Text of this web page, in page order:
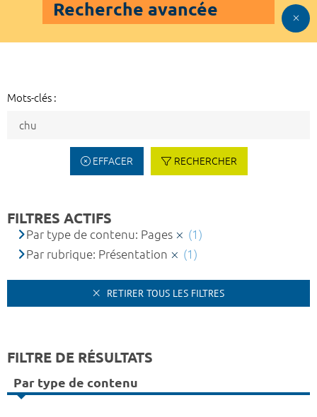
Recherche avancée
Mots-clés :
EFFACER RECHERCHER
FILTRES ACTIFS
Par type de contenu: Pages
(1)
Par rubrique: Présentation
(1)
RETIRER TOUS LES FILTRES
FILTRE DE RÉSULTATS
Par type de contenu